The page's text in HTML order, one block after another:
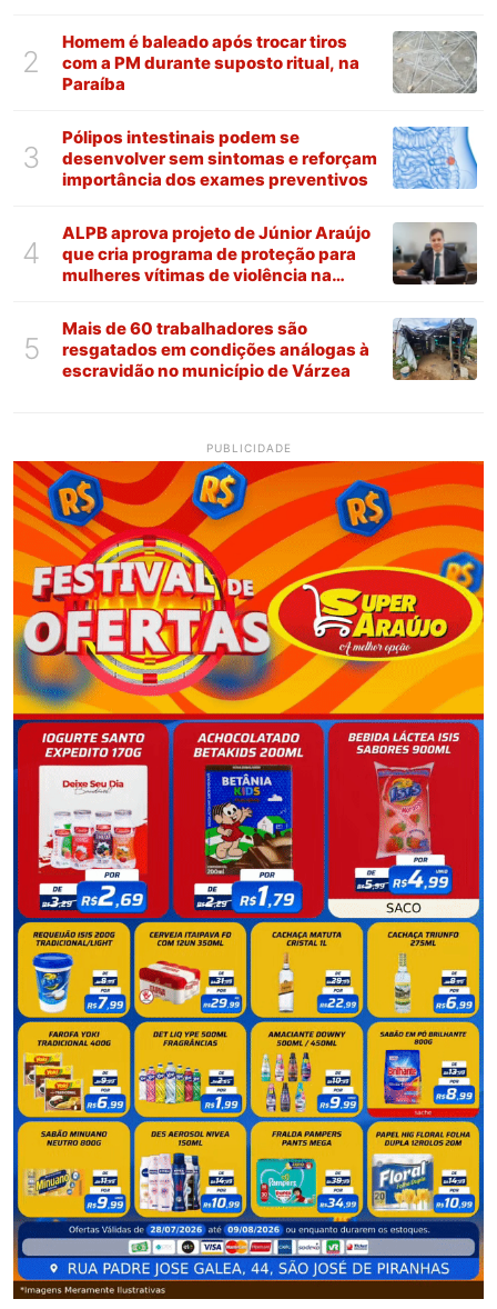
2
Homem é baleado após trocar tiros
com a PM durante suposto ritual, na
Paraíba
3
Pólipos intestinais podem se
desenvolver sem sintomas e reforçam
importância dos exames preventivos
4
ALPB aprova projeto de Júnior Araújo
que cria programa de proteção para
mulheres vítimas de violência na
5
Mais de 60 trabalhadores são
resgatados em condições análogas à
escravidão no município de Várzea
PUBLICIDADE